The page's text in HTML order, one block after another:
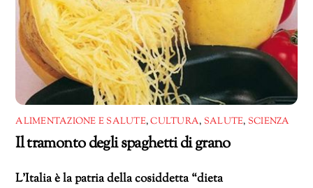
ALIMENTAZIONE E SALUTE,CULTURA, SALUTE, SCIENZA
Il tramonto degli spaghetti di grano
L’Italia è la patria della cosiddetta “dieta